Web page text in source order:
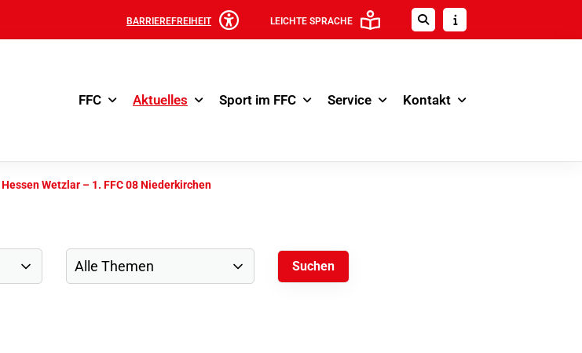
BARRIEREFREIHEIT LEICHTE SPRACHE
FFC Aktuelles Sport im FFC Service Kontakt
Wetzlar – 1. FFC 08 Niederkirchen